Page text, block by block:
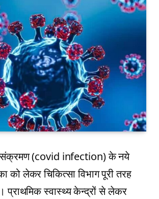
संक्रमण (covid infection) के नये
को लेकर चिकित्सा विभाग पूरी तरह
प्राथमिक स्वास्थ्य केन्द्रों से लेकर